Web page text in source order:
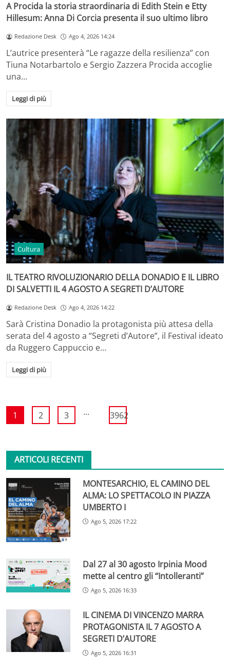
A Procida la storia straordinaria di Edith Stein e Etty
Hillesum: Anna Di Corcia presenta il suo ultimo libro
Redazione Desk Ago 4, 2026 14:24
L’autrice presenterà “Le ragazze della resilienza” con
Tiuna Notarbartolo e Sergio Zazzera Procida accoglie
una…
Leggi di più
Cultura
IL TEATRO RIVOLUZIONARIO DELLA DONADIO E IL LIBRO
DI SALVETTI IL 4 AGOSTO A SEGRETI D’AUTORE
Redazione Desk Ago 4, 2026 14:22
Sarà Cristina Donadio la protagonista più attesa della
serata del 4 agosto a “Segreti d’Autore”, il Festival ideato
da Ruggero Cappuccio e…
Leggi di più
1 2 3 ... 3962
ARTICOLI RECENTI
MONTESARCHIO, EL CAMINO DEL
ALMA: LO SPETTACOLO IN PIAZZA
UMBERTO I
Ago 5, 2026 17:22
Dal 27 al 30 agosto Irpinia Mood
mette al centro gli “Intolleranti”
Ago 5, 2026 16:33
IL CINEMA DI VINCENZO MARRA
PROTAGONISTA IL 7 AGOSTO A
SEGRETI D’AUTORE
Ago 5, 2026 16:31